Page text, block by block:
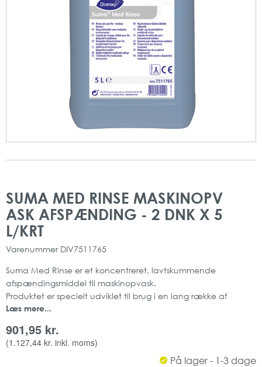
SUMA MED RINSE MASKINOPV
ASK AFSPÆNDING - 2 DNK X 5
L/KRT
Varenummer DIV7511765
Suma Med Rinse er et koncentreret, lavtskummende
afspændingsmiddel til maskinopvask.
Produktet er specielt udviklet til brug i en lang række af
opvaskemaskiner.
bevirker, at overfladespændingen reduceres i
slutskyllevandet.
Dråbedannelse forhindres, så vandspejlet forsvinder i et tyndt
Læs mere...
901,95 kr.
(1.127,44 kr. inkl. moms)
På lager - 1-3 dage
slutningen
af
billedgalleriet
starten
af
billedgalleriet